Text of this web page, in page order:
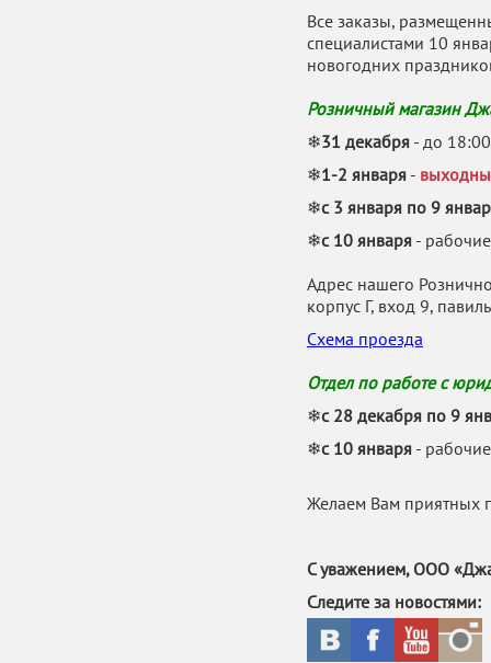
Все заказы,
специалистами 10
новогодних
Розничный магазин
❄31 декабря - до 18:00
❄1-2 января -
❄с 3 января по 9
❄с 10 января -
Адрес нашего
корпус Г, вход 9,
Схема проезда
Отдел по работе с
❄с 28 декабря по 9
❄с 10 января -
Желаем Вам приятных
С уважением, ООО
Следите за новостями: